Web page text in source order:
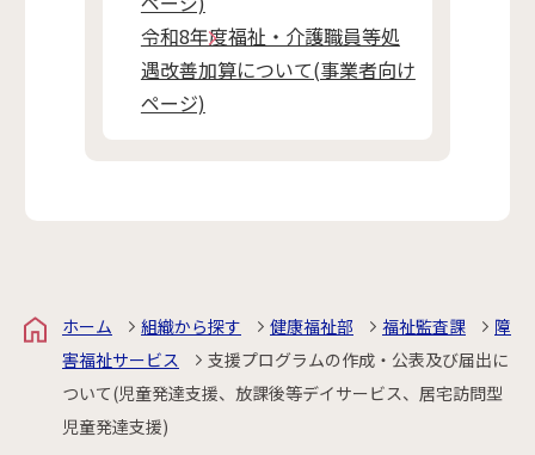
令和8年度福祉・介護職員等処
遇改善加算について(事業者向け
ページ)
ホーム 組織から探す 健康福祉部 福祉監査課
障
害福祉サービス
支援プログラムの作成・公表及び届出に
ついて(児童発達支援、放課後等デイサービス、居宅訪問型
児童発達支援)